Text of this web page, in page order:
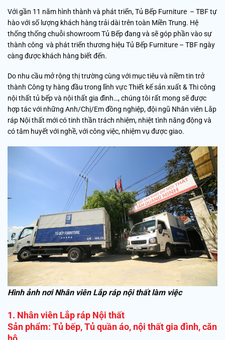
Với gần 11 năm hình thành và phát triển, Tủ Bếp Furniture – TBF tự
hào với số lượng khách hàng trải dài trên toàn Miền Trung. Hệ
thống thống chuỗi showroom Tủ Bếp đang và sẽ góp phần vào sự
thành công và phát triển thương hiệu Tủ Bếp Furniture – TBF ngày
càng được khách hàng biết đến.
Do nhu cầu mở rộng thị trường cùng với mục tiêu và niềm tin trở
thành Công ty hàng đầu trong lĩnh vực Thiết kế sản xuất & Thi công
nội thất tủ bếp và nội thất gia đình…, chúng tôi rất mong sẽ được
hợp tác với những Anh/Chị/Em đồng nghiệp, đội ngũ Nhân viên Lắp
ráp Nội thất mới có tinh thần trách nhiệm, nhiệt tình năng động và
có tâm huyết với nghề, với công việc, nhiệm vụ được giao.
Hình ảnh nơi Nhân viên Lắp ráp nội thất làm việc
1. Nhân viên Lắp ráp Nội thất
Sản phẩm: Tủ bếp, Tủ quần áo, nội thất gia đình, căn